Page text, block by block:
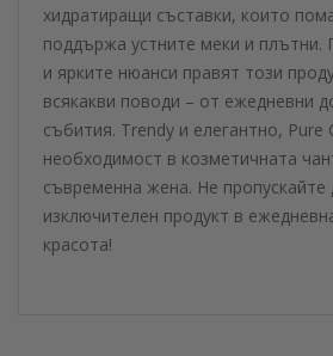
хидратиращи съставки, които
поддържа устните меки и плътни.
и ярките нюанси правят този
всякакви поводи – от ежедневни
събития. Trendy и елегантно, Pure
необходимост в козметичната
съвременна жена. Не пропускайте
изключителен продукт в
красота!